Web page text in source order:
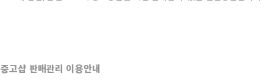
중고샵 판매관리 이용안내